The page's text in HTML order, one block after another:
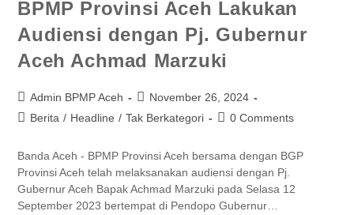
BPMP Provinsi Aceh Lakukan
Audiensi dengan Pj. Gubernur
Aceh Achmad Marzuki
Admin BPMP Aceh
November 26, 2024
Berita / Headline / Tak Berkategori 0 Comments
Banda Aceh - BPMP Provinsi Aceh bersama dengan BGP
Provinsi Aceh telah melaksanakan audiensi dengan Pj.
Gubernur Aceh Bapak Achmad Marzuki pada Selasa 12
September 2023 bertempat di Pendopo Gubernur…